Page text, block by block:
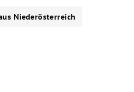
Niederösterreich